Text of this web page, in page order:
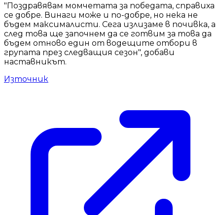
"Поздравявам момчетата за победата, справиха
се добре. Винаги може и по-добре, но нека не
бъдем максималисти. Сега излизаме в почивка, а
след това ще започнем да се готвим за това да
бъдем отново един от водещите отбори в
групата през следващия сезон", добави
наставникът.
Източник